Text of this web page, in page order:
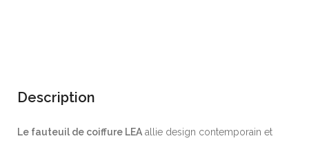
Description
Le fauteuil de coiffure LEA allie design contemporain et